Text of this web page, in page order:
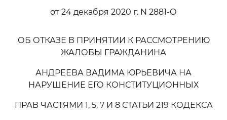
от 24 декабря 2020 г. N 2881-О
ОБ ОТКАЗЕ В ПРИНЯТИИ К РАССМОТРЕНИЮ
ЖАЛОБЫ ГРАЖДАНИНА
АНДРЕЕВА ВАДИМА ЮРЬЕВИЧА НА
НАРУШЕНИЕ ЕГО КОНСТИТУЦИОННЫХ
ПРАВ ЧАСТЯМИ 1, 5, 7 И 8 СТАТЬИ 219 КОДЕКСА